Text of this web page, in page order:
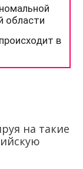
на такие